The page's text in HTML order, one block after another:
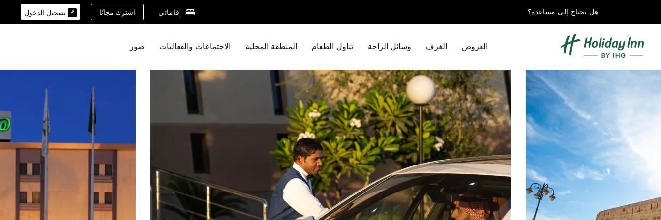
هل تحتاج إلى مساعدة؟ إقاماتي اشترك مجانًا تسجيل الدخول
العروض الغرف وسائل الراحة تناول الطعام المنطقة المحلية الاجتماعات والفعاليات صور